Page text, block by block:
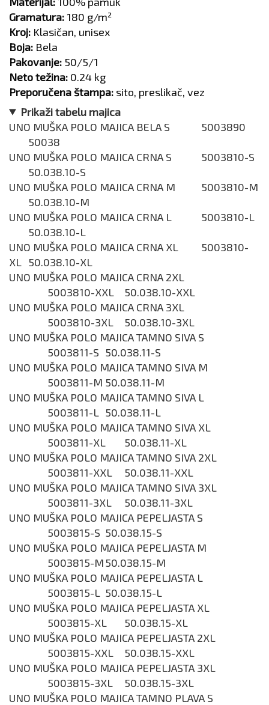
Gramatura: 180 g/m²
Kroj: Klasičan, unisex
Boja: Bela
Pakovanje: 50/5/1
Neto težina: 0.24 kg
Preporučena štampa: sito, preslikač, vez
Prikaži tabelu majica
UNO MUŠKA POLO MAJICA BELA S
5003890
50038
UNO MUŠKA POLO MAJICA CRNA S
5003810-S
50.038.10-S
UNO MUŠKA POLO MAJICA CRNA M
5003810-M
50.038.10-M
UNO MUŠKA POLO MAJICA CRNA L
5003810-L
50.038.10-L
UNO MUŠKA POLO MAJICA CRNA XL
5003810-
XL 50.038.10-XL
UNO MUŠKA POLO MAJICA CRNA 2XL
5003810-XXL
50.038.10-XXL
UNO MUŠKA POLO MAJICA CRNA 3XL
5003810-3XL
50.038.10-3XL
UNO MUŠKA POLO MAJICA TAMNO SIVA S
5003811-S 50.038.11-S
UNO MUŠKA POLO MAJICA TAMNO SIVA M
5003811-M 50.038.11-M
UNO MUŠKA POLO MAJICA TAMNO SIVA L
5003811-L 50.038.11-L
UNO MUŠKA POLO MAJICA TAMNO SIVA XL
5003811-XL
50.038.11-XL
UNO MUŠKA POLO MAJICA TAMNO SIVA 2XL
5003811-XXL
50.038.11-XXL
UNO MUŠKA POLO MAJICA TAMNO SIVA 3XL
5003811-3XL
50.038.11-3XL
UNO MUŠKA POLO MAJICA PEPELJASTA S
5003815-S 50.038.15-S
UNO MUŠKA POLO MAJICA PEPELJASTA M
5003815-M50.038.15-M
UNO MUŠKA POLO MAJICA PEPELJASTA L
5003815-L 50.038.15-L
UNO MUŠKA POLO MAJICA PEPELJASTA XL
5003815-XL
50.038.15-XL
UNO MUŠKA POLO MAJICA PEPELJASTA 2XL
5003815-XXL
50.038.15-XXL
UNO MUŠKA POLO MAJICA PEPELJASTA 3XL
5003815-3XL
50.038.15-3XL
UNO MUŠKA POLO MAJICA TAMNO PLAVA S